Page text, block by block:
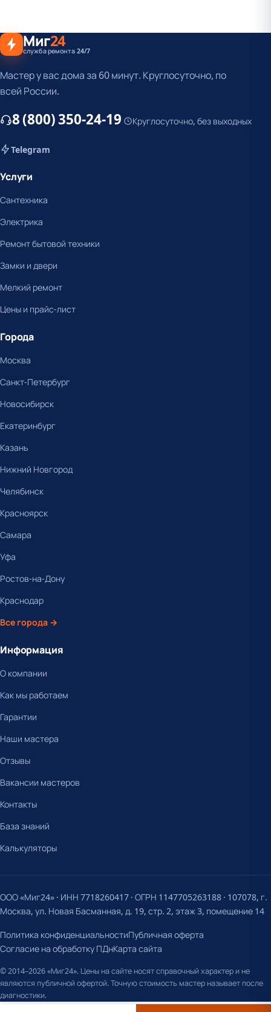
Миг24
служба ремонта 24/7
Мастер у вас дома за 60 минут. Круглосуточно, по
всей России.
8 (800) 350-24-19 Круглосуточно, без выходных
Telegram
Услуги
Сантехника
Электрика
Ремонт бытовой техники
Замки и двери
Мелкий ремонт
Цены и прайс-лист
Города
Москва
Санкт-Петербург
Новосибирск
Екатеринбург
Казань
Нижний Новгород
Челябинск
Красноярск
Самара
Уфа
Ростов-на-Дону
Краснодар
Все города →
Информация
О компании
Как мы работаем
Гарантии
Наши мастера
Отзывы
Вакансии мастеров
Контакты
База знаний
Калькуляторы
ООО «Миг24» · ИНН 7718260417 · ОГРН 1147705263188 · 107078, г.
Москва, ул. Новая Басманная, д. 19, стр. 2, этаж 3, помещение 14
Политика конфиденциальностиПубличная оферта
Согласие на обработку ПДнКарта сайта
© 2014–2026 «Миг24». Цены на сайте носят справочный характер и не
являются публичной офертой. Точную стоимость мастер называет после
диагностики.